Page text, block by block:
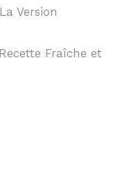
Version
Fraîche et